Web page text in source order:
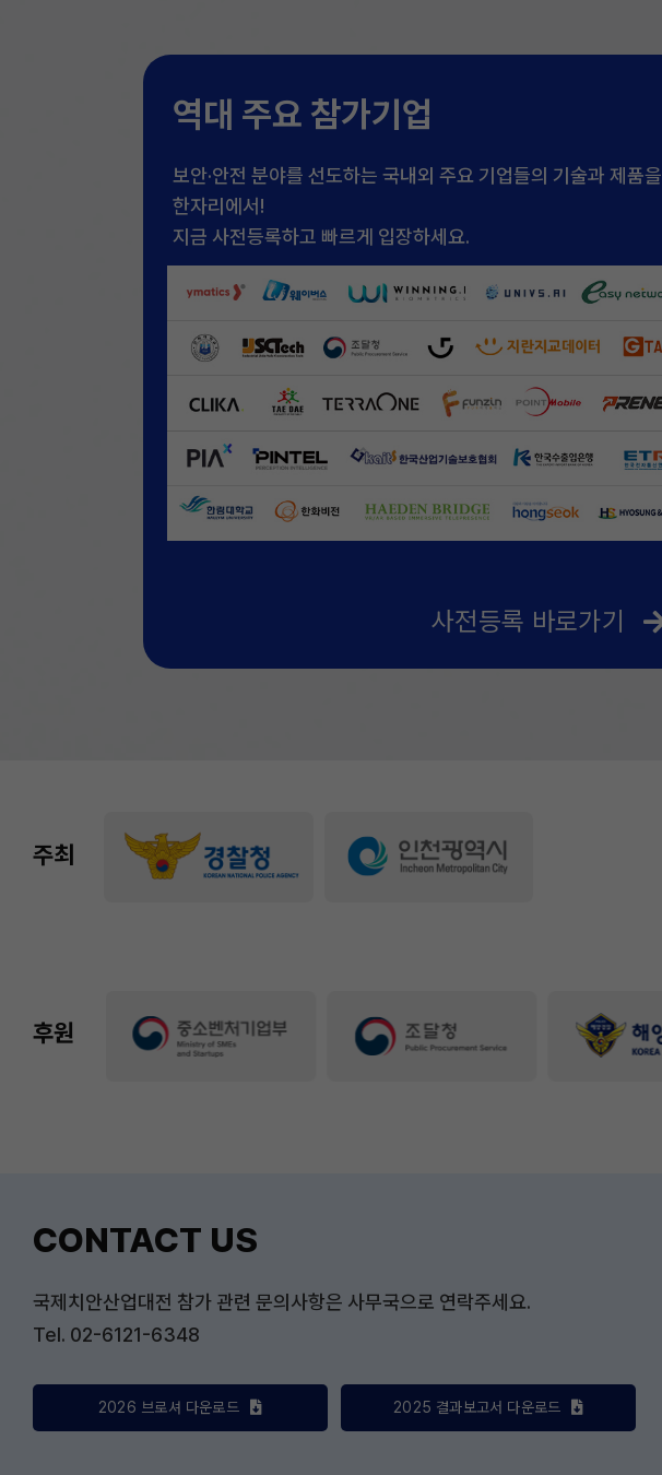
역대 주요 참가기업
보안·안전 분야를 선도하는 국내외 주요 기업들의 기술과 제품을
한자리에서!
지금 사전등록하고 빠르게 입장하세요.
사전등록 바로가기
주최
후원
CONTACT US
국제치안산업대전 참가 관련 문의사항은 사무국으로 연락주세요.
Tel. 02-6121-6348
2026 브로셔 다운로드 2025 결과보고서 다운로드